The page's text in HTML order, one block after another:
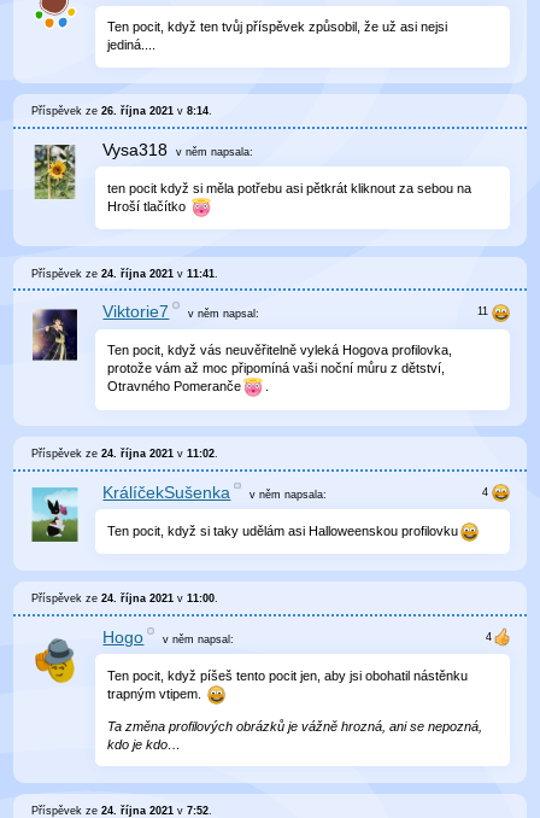
Ten pocit, když ten tvůj příspěvek způsobil, že už asi nejsi
jediná....
Příspěvek ze26. října 2021 v8:14.
Vysa318 v něm napsala:
ten pocit když si měla potřebu asi pětkrát kliknout za sebou na
Hroší tlačítko
Příspěvek ze24. října 2021 v11:41
Viktorie7 v němnapsal:
Ten pocit, když vás neuvěřitelně vyleká Hogova profilovka,
protože vám až moc připomíná vaši noční můru z dětství,
Otravného Pomeranče
Příspěvek ze24. října 2021 v11:02.
KrálíčekSušenka v němnapsala:
Ten pocit, když si taky udělám asi Halloweenskou profilovku
Příspěvek ze24. října 2021 v11:00.
Hogo v němnapsal:
Ten pocit, když píšeš tento pocit jen, aby jsi obohatil nástěnku
trapným vtipem.
Ta změna profilových obrázků je vážně hrozná, ani se nepozná,
kdo je kdo…
Příspěvek ze24. října 2021 v7:52